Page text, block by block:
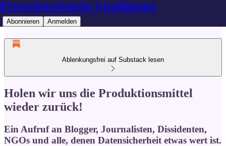
Freischwebende Intelligenz
Abonnieren Anmelden
Ablenkungsfrei auf Substack lesen
Holen wir uns die Produktionsmittel
wieder zurück!
Ein Aufruf an Blogger, Journalisten, Dissidenten,
NGOs und alle, denen Datensicherheit etwas wert ist.